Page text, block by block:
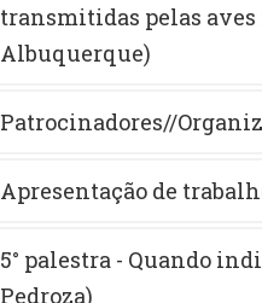
transmitidas pelas
Albuquerque)
Patrocinadores//
Apresentação de
5° palestra - Quando
Pedroza)